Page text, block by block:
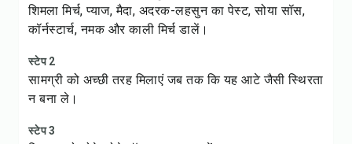
शिमला मिर्च, प्याज, मैदा, अदरक-लहसुन का पेस्ट, सोया सॉस,
कॉर्नस्टार्च, नमक और काली मिर्च डालें।
स्टेप 2
सामग्री को अच्छी तरह मिलाएं जब तक कि यह आटे जैसी स्थिरता
न बना ले।
स्टेप 3